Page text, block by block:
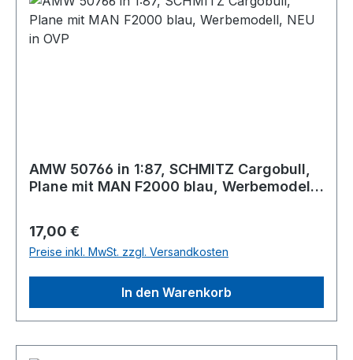
AMW 50766 in 1:87, SCHMITZ Cargobull,
Plane mit MAN F2000 blau, Werbemodell,
Regulärer Preis:
17,00 €
Preise inkl. MwSt. zzgl. Versandkosten
In den Warenkorb